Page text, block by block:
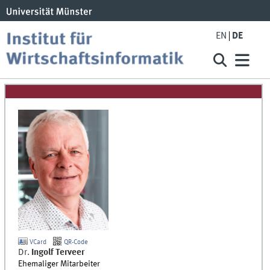
EN DE
VCard QR-Code
Dr. Ingolf Terveer
Ehemaliger Mitarbeiter